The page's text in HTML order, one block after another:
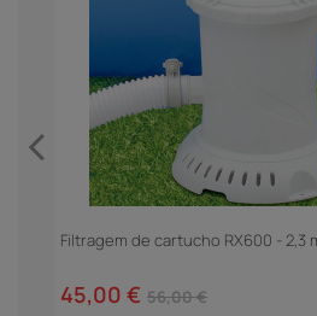
Filtragem de cartucho RX600 - 2,3
45,00 € 56,00 €